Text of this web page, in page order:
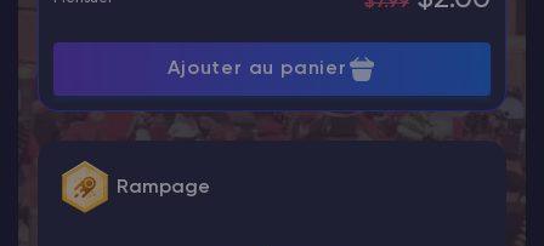
Ajouter au panier
Rampage